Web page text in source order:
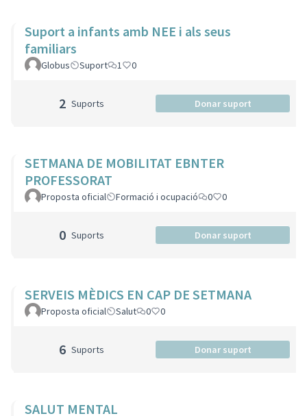
Suport a infants amb NEE i als seus
familiars
Globus Suport 1 0
2 Suports Donar suport
SETMANA DE MOBILITAT EBNTER
PROFESSORAT
Proposta oficial Formació i ocupació 0 0
0 Suports Donar suport
SERVEIS MÈDICS EN CAP DE SETMANA
Proposta oficial Salut 0 0
6 Suports Donar suport
SALUT MENTAL